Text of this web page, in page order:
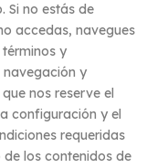
Si no estás de
accedas, navegues
y
navegación y
nos reserve el
configuración y el
requeridas
los contenidos de